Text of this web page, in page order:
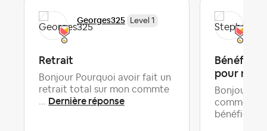
Georges325 Level 1
Retrait
Bonjour Pourquoi avoir fait un
retrait total sur mon commte
Dernière réponse
Bénéficier
pour
Bonjour, je
comment
bénéficier